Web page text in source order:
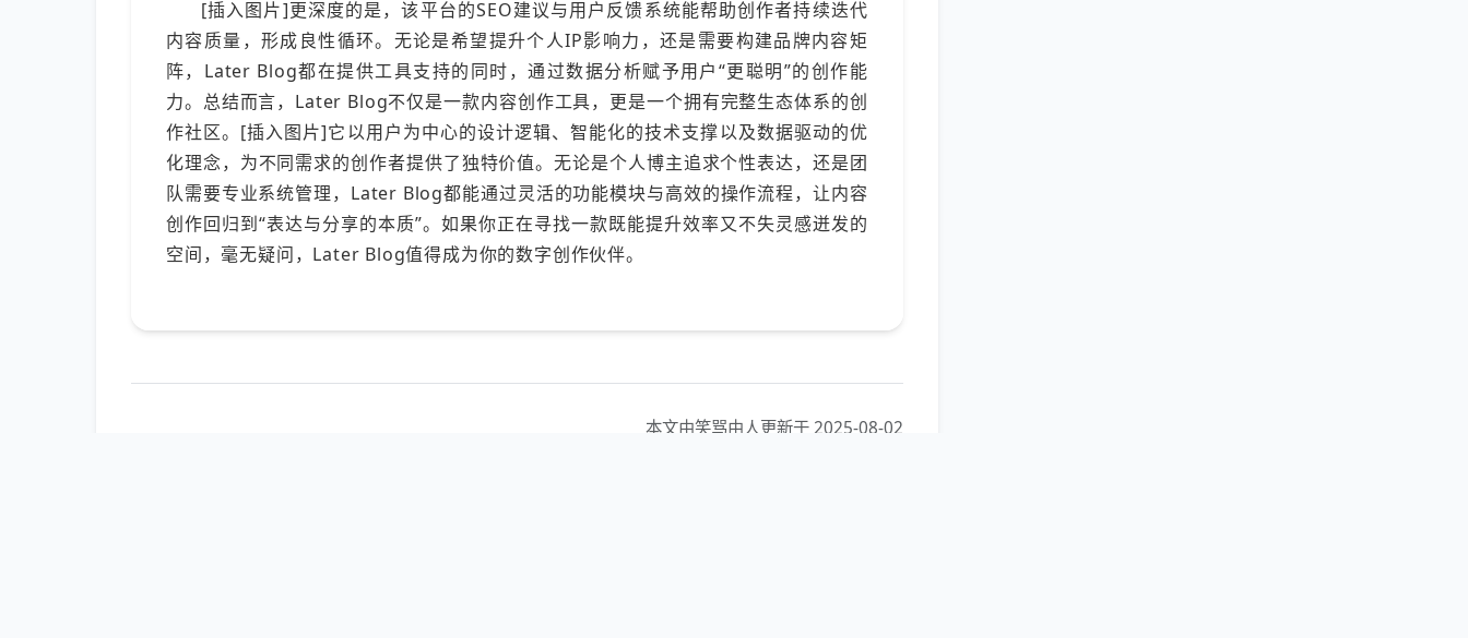
[插入图片]更深度的是，该平台的SEO建议与用户反馈系统能帮助创作者持续迭代
内容质量，形成良性循环。无论是希望提升个人IP影响力，还是需要构建品牌内容矩
阵，Later Blog都在提供工具支持的同时，通过数据分析赋予用户“更聪明”的创作能
力。总结而言，Later Blog不仅是一款内容创作工具，更是一个拥有完整生态体系的创
作社区。[插入图片]它以用户为中心的设计逻辑、智能化的技术支撑以及数据驱动的优
化理念，为不同需求的创作者提供了独特价值。无论是个人博主追求个性表达，还是团
队需要专业系统管理，Later Blog都能通过灵活的功能模块与高效的操作流程，让内容
创作回归到“表达与分享的本质”。如果你正在寻找一款既能提升效率又不失灵感迸发的
空间，毫无疑问，Later Blog值得成为你的数字创作伙伴。
本文由笑骂由人更新于 2025-08-02